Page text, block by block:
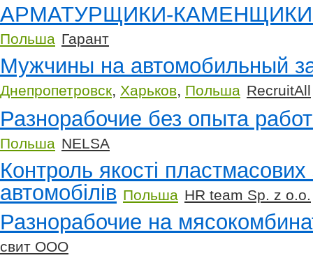
АРМАТУРЩИКИ-
Польша Гарант
Мужчины на автомобильный
Днепропетровск, Харьков, Польша RecruitAll
Разнорабочие без опыта
Польша NELSA
Контроль якості
автомобілів Польша HR team Sp. z o.o.
Разнорабочие на
свит ООО